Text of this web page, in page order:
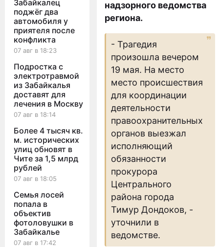
Забайкалец
поджёг два
автомобиля у
приятеля после
конфликта
07 авг в 18:23
Подростка с
электротравмой
из Забайкалья
доставят для
лечения в Москву
07 авг в 18:14
Более 4 тысяч кв.
м. исторических
улиц обновят в
Чите за 1,5 млрд
рублей
07 авг в 18:05
Семья лосей
попала в
объектив
фотоловушки в
Забайкалье
07 авг в 17:42
надзорного ведомства
региона.
- Трагедия
произошла вечером
19 мая. На место
место происшествия
для координации
деятельности
правоохранительных
органов выезжал
исполняющий
обязанности
прокурора
Центрального
района города
Тимур Дондоков, -
уточнили в
ведомстве.